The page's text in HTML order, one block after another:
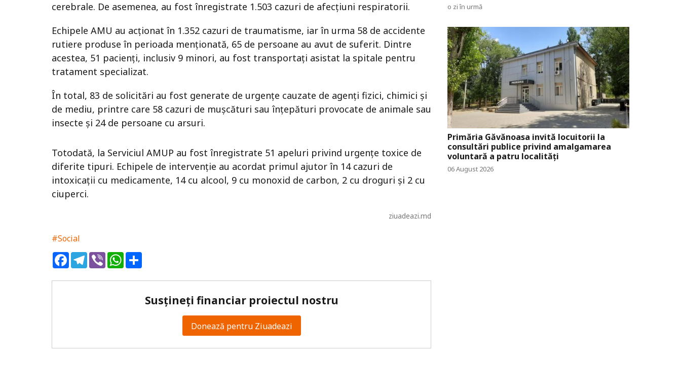
cerebrale. De asemenea, au fost înregistrate 1.503 cazuri de afecțiuni respiratorii.
Echipele AMU au acționat în 1.352 cazuri de traumatisme, iar în urma 58 de accidente
rutiere produse în perioada menționată, 65 de persoane au avut de suferit. Dintre
acestea, 51 pacienți, inclusiv 9 minori, au fost transportați asistat la spitale pentru
tratament specializat.
În total, 83 de solicitări au fost generate de urgențe cauzate de agenți fizici, chimici și
de mediu, printre care 58 cazuri de mușcături sau înțepături provocate de animale sau
insecte și 24 de persoane cu arsuri.
Totodată, la Serviciul AMUP au fost înregistrate 51 apeluri privind urgențe toxice de
diferite tipuri. Echipele de intervenție au acordat primul ajutor în 14 cazuri de
intoxicații cu medicamente, 14 cu alcool, 9 cu monoxid de carbon, 2 cu droguri și 2 cu
ciuperci.
ziuadeazi.md
#Social
FacebookTelegram
ViberWhatsApp
Susțineți financiar proiectul nostru
Donează pentru Ziuadeazi
o zi în urmă
Primăria Găvănoasa invită locuitorii la
consultări publice privind amalgamarea
voluntară a patru localități
06 August 2026